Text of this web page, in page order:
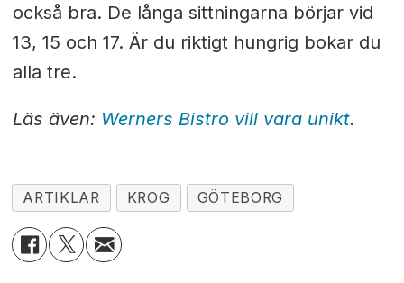
också bra. De långa sittningarna börjar vid
13, 15 och 17. Är du riktigt hungrig bokar du
alla tre.
Läs även: Werners Bistro vill vara unikt.
ARTIKLAR KROG GÖTEBORG